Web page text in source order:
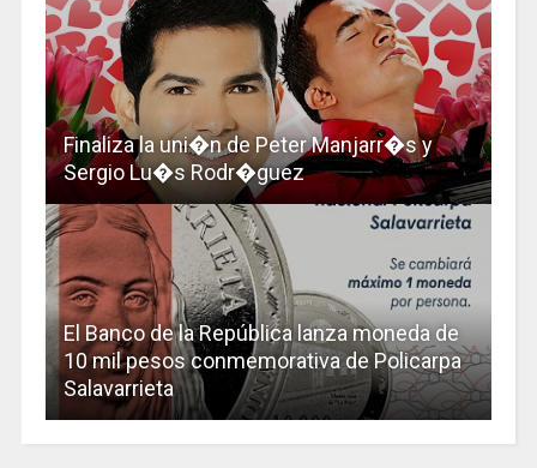
Finaliza la uni�n de Peter Manjarr�s y
Sergio Lu�s Rodr�guez
El Banco de la República lanza moneda de
10 mil pesos conmemorativa de Policarpa
Salavarrieta